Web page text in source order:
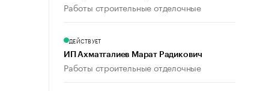
Работы строительные отделочные
ДЕЙСТВУЕТ
ИП Ахматгалиев Марат Радикович
Работы строительные отделочные